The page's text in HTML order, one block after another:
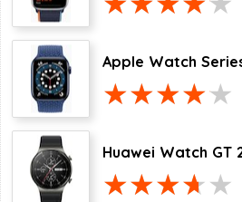
Apple Watch
Huawei Watch GT